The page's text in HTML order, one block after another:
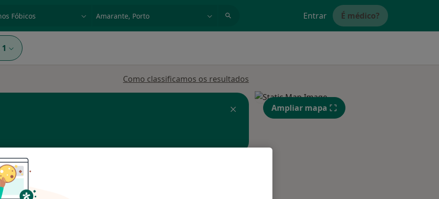
doença ou nome Entrar É médico?
1
Como classificamos os resultados
Ampliar mapa